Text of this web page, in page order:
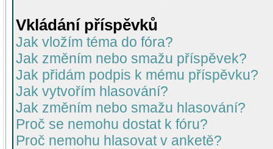
Vkládání příspěvků
Jak vložím téma do fóra?
Jak změním nebo smažu příspěvek?
Jak přidám podpis k mému příspěvku?
Jak vytvořím hlasování?
Jak změním nebo smažu hlasování?
Proč se nemohu dostat k fóru?
Proč nemohu hlasovat v anketě?